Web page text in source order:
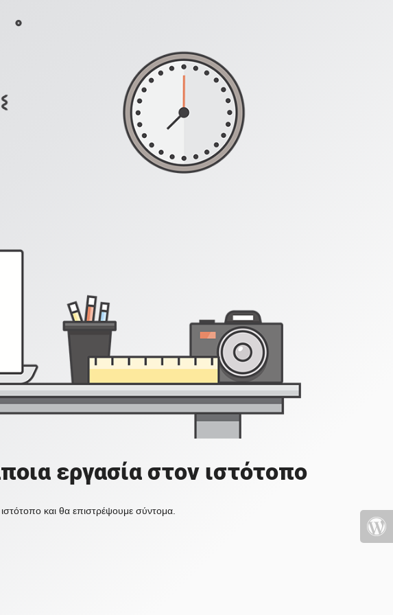
εργασία στον ιστότοπο
και θα επιστρέψουμε σύντομα.